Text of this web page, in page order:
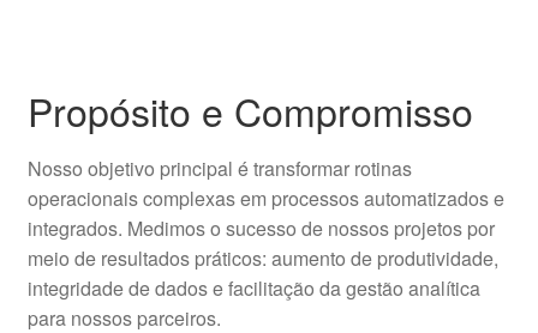
Propósito e Compromisso
Nosso objetivo principal é transformar rotinas
operacionais complexas em processos automatizados e
integrados. Medimos o sucesso de nossos projetos por
meio de resultados práticos: aumento de produtividade,
integridade de dados e facilitação da gestão analítica
para nossos parceiros.